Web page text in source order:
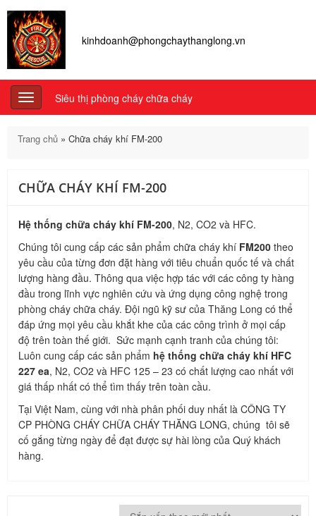
kinhdoanh@phongchaythanglong.vn
Toggle
navigation
Siêu thị phòng cháy chữa cháy
Trang chủ » Chữa cháy khí FM-200
CHỮA CHÁY KHÍ FM-200
Hệ thống chữa cháy khí FM-200, N2, CO2 và HFC.
Chúng tôi cung cấp các sản phẩm chữa cháy khí FM200 theo
yêu cầu của từng đơn đặt hàng với tiêu chuẩn quốc tế và chất
lượng hàng đầu. Thông qua việc hợp tác với các công ty hàng
đầu trong lĩnh vực nghiên cứu và ứng dụng công nghệ trong
phòng cháy chữa cháy. Đội ngũ kỹ sư của Thăng Long có thể
đáp ứng mọi yêu cầu khắt khe của các công trình ở mọi cấp
độ trên toàn thế giới. Sức mạnh cạnh tranh của chúng tôi:
Luôn cung cấp các sản phẩm hệ thống chữa cháy khí HFC
227 ea, N2, CO2 và HFC 125 – 23 có chất lượng cao nhất với
giá thấp nhất có thể tìm thấy trên toàn cầu.
Tại Việt Nam, cùng với nhà phân phối duy nhất là CÔNG TY
CP PHÒNG CHÁY CHỮA CHÁY THĂNG LONG, chúng tôi sẽ
cố gắng từng ngày để đạt được sự hài lòng của Quý khách
hàng.